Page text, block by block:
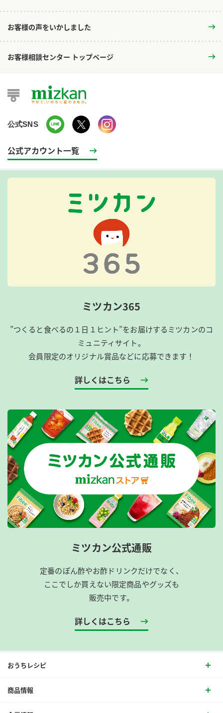
お客様の声をいかしました
お客様相談センター トップページ
公式SNS
公式アカウント一覧
ミツカン365
”つくると食べるの１日１ヒント”をお届けするミツカンのコ
ミュニティサイト。
会員限定のオリジナル賞品などに応募できます！
詳しくはこちら
ミツカン公式通販
定番のぽん酢やお酢ドリンクだけでなく、
ここでしか買えない限定商品やグッズも
販売中です。
詳しくはこちら
おうちレシピ
商品情報